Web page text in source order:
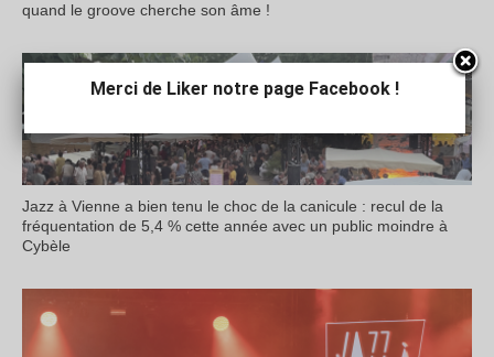
quand le groove cherche son âme !
Jazz à Vienne a bien tenu le choc de la canicule : recul de la
fréquentation de 5,4 % cette année avec un public moindre à
Cybèle
Merci de Liker notre page Facebook !